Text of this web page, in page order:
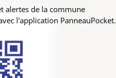
alertes de la commune
l'application PanneauPocket.